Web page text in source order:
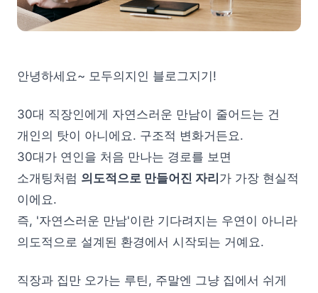
안녕하세요~ 모두의지인 블로그지기!
30대 직장인에게 자연스러운 만남이 줄어드는 건
개인의 탓이 아니에요. 구조적 변화거든요.
30대가 연인을 처음 만나는 경로를 보면
소개팅처럼 의도적으로 만들어진 자리가 가장 현실적
이에요.
즉, '자연스러운 만남'이란 기다려지는 우연이 아니라
의도적으로 설계된 환경에서 시작되는 거예요.
직장과 집만 오가는 루틴, 주말엔 그냥 집에서 쉬게